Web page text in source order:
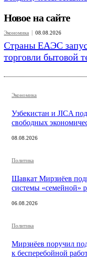
Новое на сайте
Экономика 08.08.2026
Страны ЕАЭС
торговли бытовой
Экономика
Узбекистан и JICA
свободных
08.08.2026
Политика
Шавкат Мирзиёев
системы «семейной»
06.08.2026
Политика
Мирзиёев поручил
к бесперебойной